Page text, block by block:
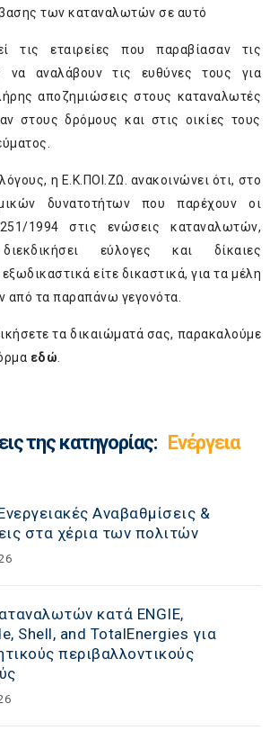
των καταναλωτών σε αυτό
τις εταιρείες που παραβίασαν τις
να αναλάβουν τις ευθύνες τους για
αποζημιώσεις στους καταναλωτές
στους δρόμους και στις οικίες τους
η Ε.Κ.ΠΟΙ.ΖΩ. ανακοινώνει ότι, στο
δυνατοτήτων που παρέχουν οι
1994 στις ενώσεις καταναλωτών,
εύλογες και δίκαιες
είτε δικαστικά, για τα μέλη
από τα παραπάνω γεγονότα.
τα δικαιώματά σας, παρακαλούμε
εδώ.
της κατηγορίας: Ενέργεια
Αναβαθμίσεις &
στα χέρια των πολιτών
κατά ENGIE,
Shell, and TotalEnergies για
περιβαλλοντικούς